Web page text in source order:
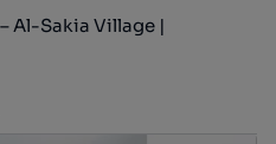
Al-Sakia Village |